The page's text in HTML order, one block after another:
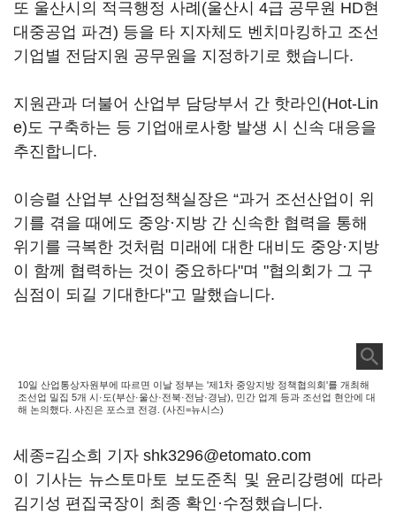
또 울산시의 적극행정 사례(울산시 4급 공무원 HD현
대중공업 파견) 등을 타 지자체도 벤치마킹하고 조선
기업별 전담지원 공무원을 지정하기로 했습니다.
지원관과 더불어 산업부 담당부서 간 핫라인(Hot-Lin
e)도 구축하는 등 기업애로사항 발생 시 신속 대응을
추진합니다.
이승렬 산업부 산업정책실장은 “과거 조선산업이 위
기를 겪을 때에도 중앙·지방 간 신속한 협력을 통해
위기를 극복한 것처럼 미래에 대한 대비도 중앙·지방
이 함께 협력하는 것이 중요하다"며 "협의회가 그 구
심점이 되길 기대한다"고 말했습니다.
10일 산업통상자원부에 따르면 이날 정부는 '제1차 중앙지방 정책협의회'를 개최해
조선업 밀집 5개 시·도(부산·울산·전북·전남·경남), 민간 업계 등과 조선업 현안에 대
해 논의했다. 사진은 포스코 전경. (사진=뉴시스)
세종=김소희 기자 shk3296@etomato.com
이 기사는 뉴스토마토 보도준칙 및 윤리강령에 따라
김기성 편집국장이 최종 확인·수정했습니다.